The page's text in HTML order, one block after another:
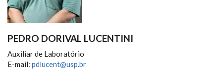
PEDRO DORIVAL LUCENTINI
Auxiliar de Laboratório
E-mail: pdlucent@usp.br